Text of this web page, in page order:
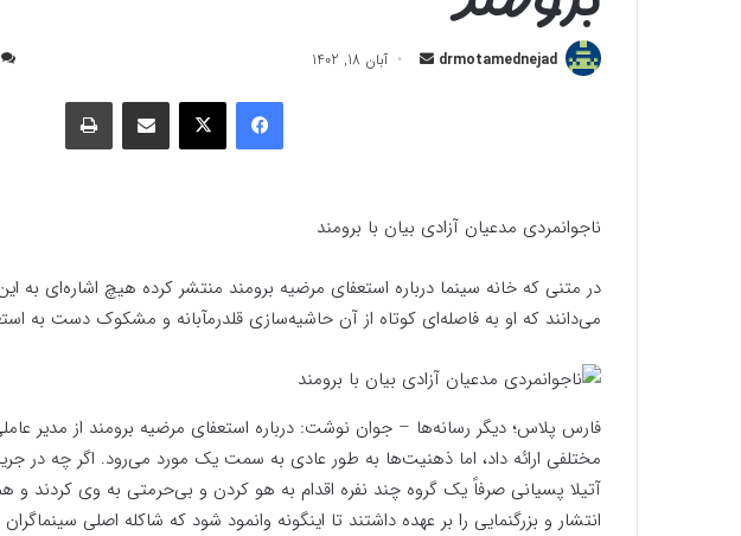
drmotamednejad
ارسال آبان 18, 1402
فیسبوک ایکس اشتراک گذاری با ایمیل چاپ
ناجوانمردی مدعیان آزادی بیان با برومند
در متنی که خانه سینما درباره استعفای مرضیه برومند منتشر کرده هیچ اشاره‌ای به
می‌دانند که او به فاصله‌ای کوتاه از آن حاشیه‌سازی قلدرمآبانه و مشکوک دست به
فارس پلاس؛ دیگر رسانه‌ها – جوان نوشت: درباره استعفای مرضیه برومند از مدیر
مختلفی ارائه داد، اما ذهنیت‌ها به طور عادی به سمت یک مورد می‌رود. اگر چه در
آتیلا پسیانی صرفاً یک گروه چند نفره اقدام به هو کردن و بی‌حرمتی به وی کردند و
انتشار و بزرگنمایی را بر عهده داشتند تا اینگونه وانمود شود که شاکله اصلی